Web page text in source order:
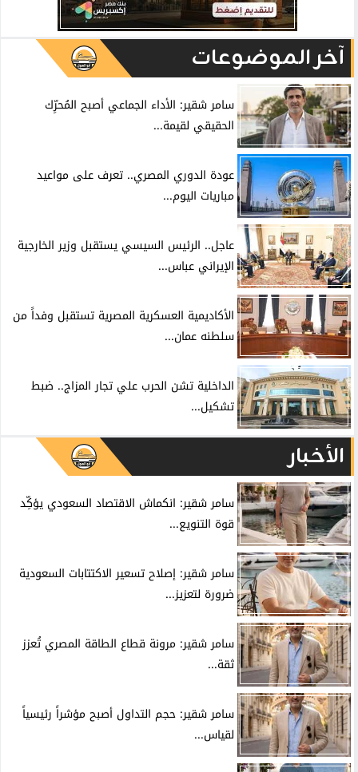
آخر الموضوعات
سامر شقير: الأداء الجماعي أصبح المُحرِّك
الحقيقي لقيمة...
عودة الدوري المصري.. تعرف على مواعيد
مباريات اليوم...
عاجل.. الرئيس السيسي يستقبل وزير الخارجية
الإيراني عباس...
الأكاديمية العسكرية المصرية تستقبل وفداً من
سلطنه عمان...
الداخلية تشن الحرب علي تجار المزاج.. ضبط
تشكيل...
الأخبار
سامر شقير: انكماش الاقتصاد السعودي يؤكِّد
قوة التنويع...
سامر شقير: إصلاح تسعير الاكتتابات السعودية
ضرورة لتعزيز...
سامر شقير: مرونة قطاع الطاقة المصري تُعزز
ثقة...
سامر شقير: حجم التداول أصبح مؤشراً رئيسياً
لقياس...